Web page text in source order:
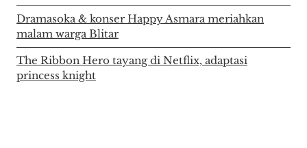
Dramasoka & konser Happy Asmara meriahkan
malam warga Blitar
The Ribbon Hero tayang di Netflix, adaptasi
princess knight